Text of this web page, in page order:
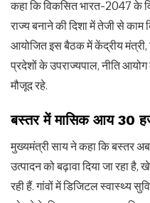
कहा कि विकसित भारत-2047 के
राज्य बनाने की दिशा में तेजी से काम
आयोजित इस बैठक में केंद्रीय मंत्री,
प्रदेशों के उपराज्यपाल, नीति
मौजूद रहे.
बस्तर में मासिक आय 30
मुख्यमंत्री साय ने कहा कि बस्तर
उत्पादन को बढ़ावा दिया जा रहा
रही हैं. गांवों में डिजिटल स्वास्थ्य